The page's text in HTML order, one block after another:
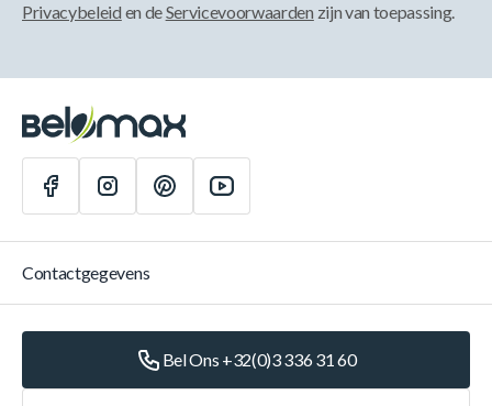
Privacybeleid en deServicevoorwaarden zijn van toepassing.
Contactgegevens
Bel Ons +32(0)3 336 31 60